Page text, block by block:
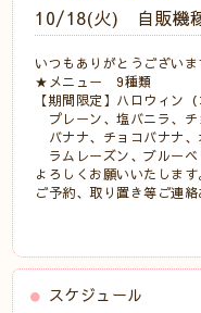
10/18(火) 自販機
いつもありがとうございま
★メニュー 9種類
【期間限定】ハロウィン
プレーン、塩バニラ、チ
バナナ、チョコバナナ、
ラムレーズン、ブルーベ
よろしくお願いいたします
ご予約、取り置き等ご連
スケジュール